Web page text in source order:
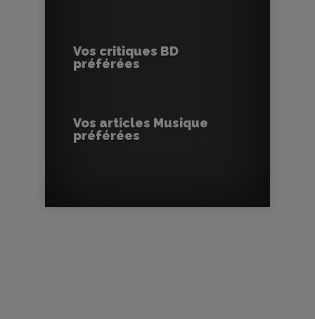
Vos critiques BD
préférées
Vos articles Musique
préférées